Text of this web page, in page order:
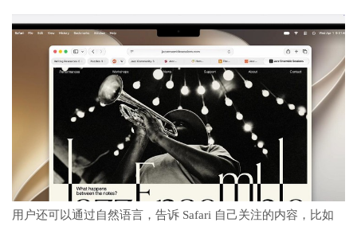
用户还可以通过自然语言，告诉 Safari 自己关注的内容，比如